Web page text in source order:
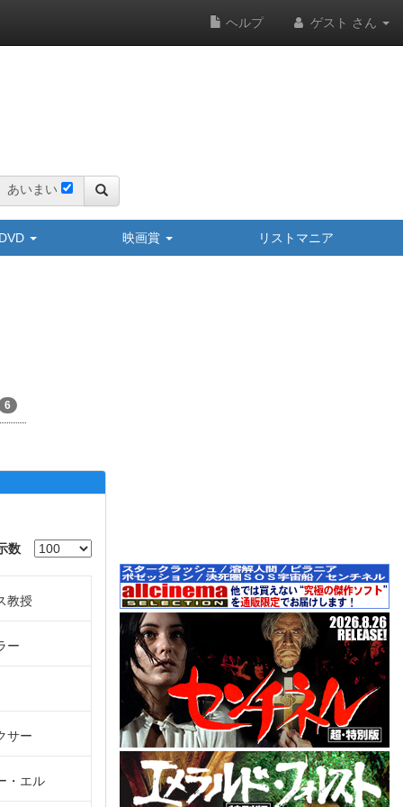
ヘルプ ゲスト さん
あいまい
映画賞 リストマニア
6
数
教授
ー
サー
・エル